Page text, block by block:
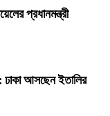
প্রধানমন্ত্রী
ঢাকা আসছেন ইতালির